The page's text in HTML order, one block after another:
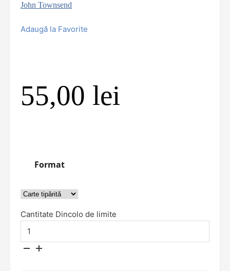
John Townsend
Adaugă la Favorite
55,00 lei
Format
Cantitate Dincolo de limite